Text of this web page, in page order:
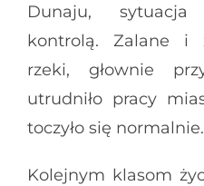
Dunaju, sytuacja
kontrolą. Zalane i
rzeki, głownie
utrudniło pracy
toczyło się normalnie.
Kolejnym klasom